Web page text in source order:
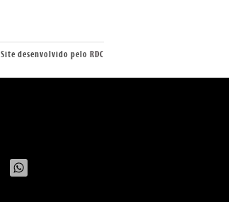
Site desenvolvido pelo RDC